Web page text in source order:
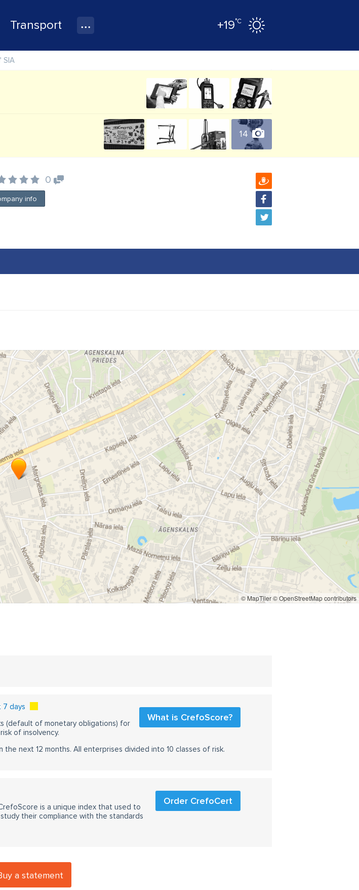
Transport +19°C
SIA
14
0
info
© MapTiler© OpenStreetMap contributors
7 days
What is CrefoScore?
(default of monetary obligations) for
of insolvency.
next 12 months. All enterprises divided into 10 classes of risk.
Order CrefoCert
is a unique index that used to
their compliance with the standards
a statement